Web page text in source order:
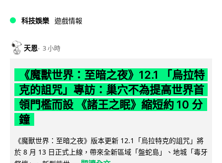
科技娛樂 遊戲情報
天恩 3 小時
《魔獸世界：至暗之夜》12.1 「烏拉特
克的詛咒」專訪：巢穴不為提高世界首
領門檻而設 《諸王之眠》縮短約 10 分
鐘
《魔獸世界：至暗之夜》版本更新 12.1「烏拉特克的詛咒」將
於 8 月 13 日正式上線，帶來全新區域「盤蛇島」、地城「毒牙